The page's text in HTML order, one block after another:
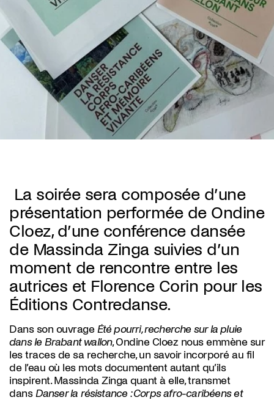
La soirée sera composée d’une
présentation performée de Ondine
Cloez, d’une conférence dansée
de Massinda Zinga suivies d’un
moment de rencontre entre les
autrices et Florence Corin pour les
Éditions Contredanse.
Dans son ouvrage Été pourri, recherche sur la pluie
dans le Brabant wallon, Ondine Cloez nous emmène sur
les traces de sa recherche, un savoir incorporé au fil
de l’eau où les mots documentent autant qu’ils
inspirent. Massinda Zinga quant à elle, transmet
dans Danser la résistance : Corps afro-caribéens et